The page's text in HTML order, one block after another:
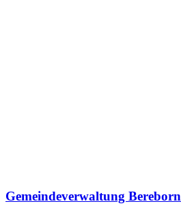
Gemeindeverwaltung Bereborn